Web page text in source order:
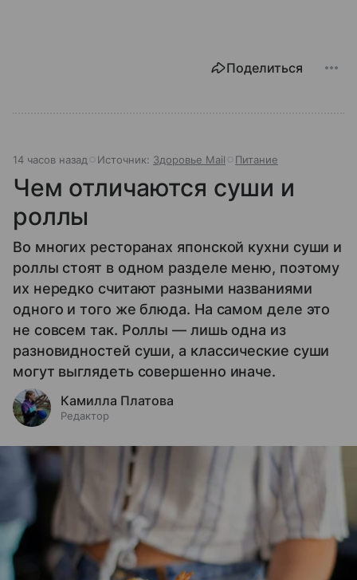
Поделиться
14 часов назад Источник: Здоровье Mail Питание
Чем отличаются суши и
роллы
Во многих ресторанах японской кухни суши и
роллы стоят в одном разделе меню, поэтому
их нередко считают разными названиями
одного и того же блюда. На самом деле это
не совсем так. Роллы — лишь одна из
разновидностей суши, а классические суши
могут выглядеть совершенно иначе.
Камилла Платова
Редактор